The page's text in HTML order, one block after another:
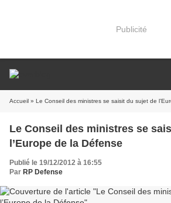
Publicité
Accueil » Le Conseil des ministres se saisit du sujet de
Le Conseil des ministres se
l’Europe de la Défense
Publié le 19/12/2012 à 16:55
Par RP Defense